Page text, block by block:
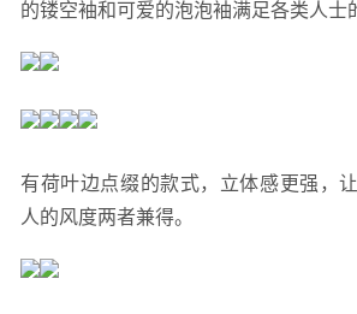
的镂空袖和可爱的泡泡袖满足各类人士
有荷叶边点缀的款式，立体感更强，
人的风度两者兼得。